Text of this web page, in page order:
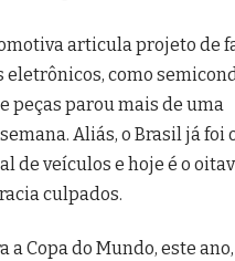
articula projeto de
eletrônicos, como
peças parou mais de uma
Aliás, o Brasil já foi
de veículos e hoje é o
culpados.
a Copa do Mundo, este